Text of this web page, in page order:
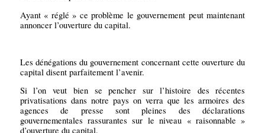
Ayant « réglé » ce problème le gouvernement peut maintenant
annoncer l’ouverture du capital.
Les dénégations du gouvernement concernant cette ouverture du
capital disent parfaitement l’avenir.
Si l’on veut bien se pencher sur l’histoire des récentes
privatisations dans notre pays on verra que les armoires des
agences de presse sont pleines des déclarations
gouvernementales rassurantes sur le niveau « raisonnable »
d’ouverture du capital.